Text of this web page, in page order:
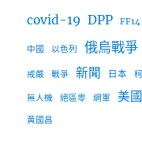
covid-19 DPP FF14
中國 以色列 俄烏戰爭
戒嚴 戰爭 新聞 日本
無人機 絕區零 網軍 美國
黃國昌